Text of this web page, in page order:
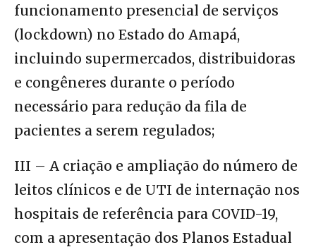
funcionamento presencial de serviços
(lockdown) no Estado do Amapá,
incluindo supermercados, distribuidoras
e congêneres durante o período
necessário para redução da fila de
pacientes a serem regulados;
III – A criação e ampliação do número de
leitos clínicos e de UTI de internação nos
hospitais de referência para COVID-19,
com a apresentação dos Planos Estadual